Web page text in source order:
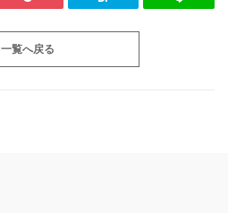
一覧へ戻る